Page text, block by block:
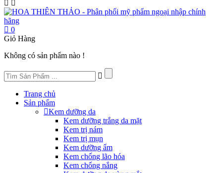
0
Giỏ Hàng
Không có sản phẩm nào !
Trang chủ
Sản phẩm
Kem dưỡng da
Kem dưỡng trắng da mặt
Kem trị nám
Kem trị mụn
Kem dưỡng ẩm
Kem chống lão hóa
Kem chống nắng